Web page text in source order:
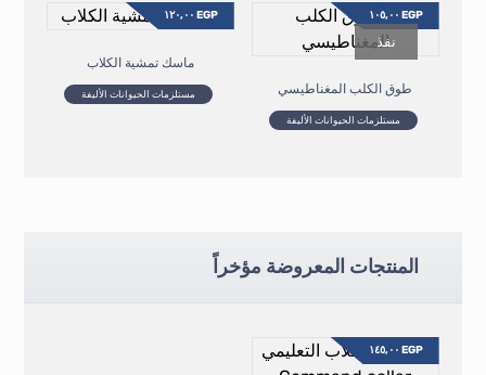
طوق الكلب المغناطيسي
مستلزمات الحيوانات الأليفة
EGP
نفذ
ماسك تمشية الكلاب
مستلزمات الحيوانات الأليفة
EGP
المنتجات المعروضة مؤخراً
EGP